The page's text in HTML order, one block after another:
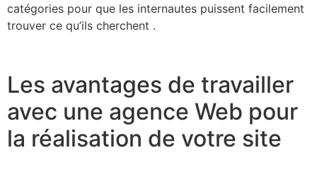
catégories pour que les internautes puissent facilement
trouver ce qu’ils cherchent .
Les avantages de travailler
avec une agence Web pour
la réalisation de votre site